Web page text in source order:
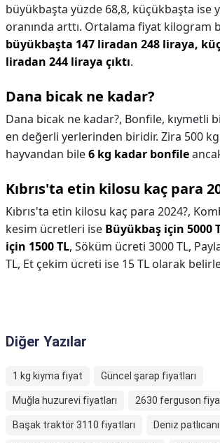
büyükbaşta yüzde 68,8, küçükbaşta ise
oranında arttı. Ortalama fiyat kilogram
büyükbaşta 147 liradan 248 liraya,
liradan 244 liraya çıktı.
Dana bicak ne kadar?
Dana bicak ne kadar?, Bonfile, kıymetli
en değerli yerlerinden biridir. Zira 500
hayvandan bile6 kg kadar bonfile
Kıbrıs'ta etin kilosu kaç para
Kıbrıs'ta etin kilosu kaç para 2024?,
kesim ücretleri ise Büyükbaş için 5000
için 1500 TL, Söküm ücreti 3000 TL,
TL, Et çekim ücreti ise 15 TL olarak
Diğer Yazılar
1 kg kiyma fiyat Güncel şarap fiyatları
Muğla huzurevi fiyatları 2630 ferguson
Başak traktör 3110 fiyatları Deniz